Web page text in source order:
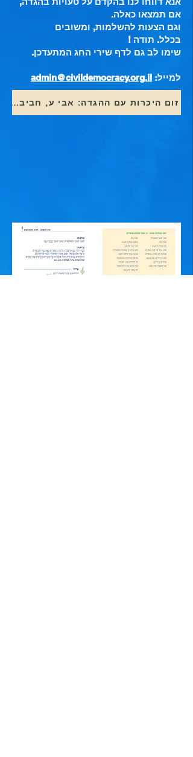
אם תמצאו כאלה.
וגם הצעות להשלמות, ומשובים
בכלל. תודה !
שימו לב גם לדף שירי החג המתעדכן.
למייל: admin@civildemocracy.org.il
זום היכרות עם ההגדה: אבי ע, חביבה